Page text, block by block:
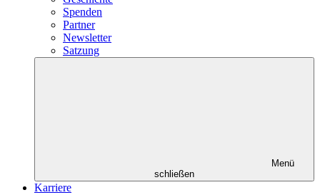
Spenden
Partner
Newsletter
Satzung
Menü
schließen
Karriere